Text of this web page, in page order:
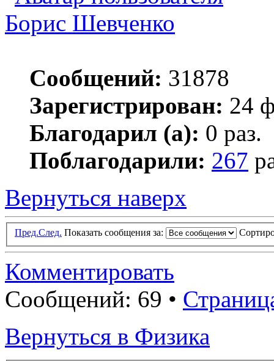
Борис Шевченко
Сообщений: 31878
Зарегистрирован: 24
Благодарил (а): 0 раз.
Поблагодарили: 267
Вернуться наверх
Пред.След. Показать сообщения за:
Комментировать
Сообщений: 69 •
Вернуться в Физика